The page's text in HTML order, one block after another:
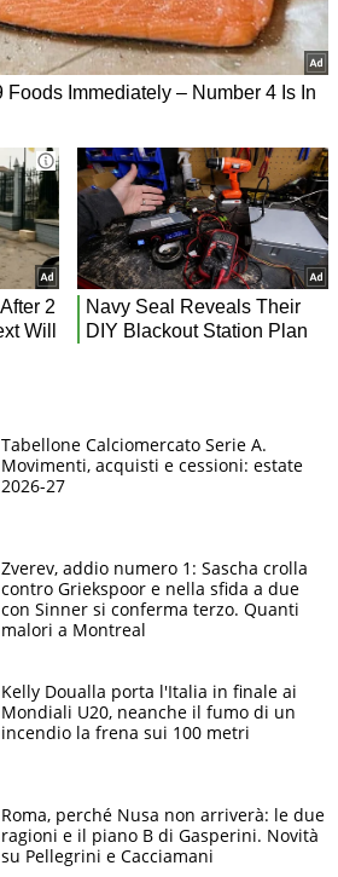
Tabellone Calciomercato Serie A.
Movimenti, acquisti e cessioni: estate
2026-27
Zverev, addio numero 1: Sascha crolla
contro Griekspoor e nella sfida a due
con Sinner si conferma terzo. Quanti
malori a Montreal
Kelly Doualla porta l'Italia in finale ai
Mondiali U20, neanche il fumo di un
incendio la frena sui 100 metri
Roma, perché Nusa non arriverà: le due
ragioni e il piano B di Gasperini. Novità
su Pellegrini e Cacciamani